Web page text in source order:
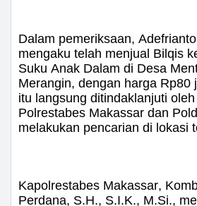
Dalam pemeriksaan,
mengaku telah menjual Bilqis
Suku Anak Dalam di Desa
Merangin, dengan harga Rp80
itu langsung ditindaklanjuti
Polrestabes Makassar dan
melakukan pencarian di lokasi
Kapolrestabes Makassar,
Perdana, S.H., S.I.K., M.Si.,